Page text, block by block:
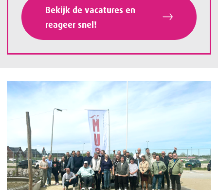
Bekijk de vacatures en
reageer snel!